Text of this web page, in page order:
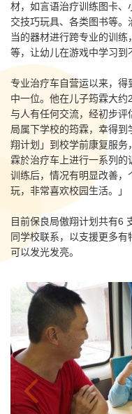
材，如言语治疗训练图卡
交技巧玩具、各类图书等
当的器材进行跨专业的训
等，让幼儿在游戏中学习到
专业治疗车自营运以来，
中一位。他在儿子筠霖大
与人有任何交流，经初步评
局属下学校的筠霖，幸得
翔计划」到校学前康复服
霖於治疗车上进行一系列
训练后，情况有明显改善
玩，非常喜欢校园生活。」
目前保良局傲翔计划共有6
同学校联系，以支援更多
可以发光发亮。